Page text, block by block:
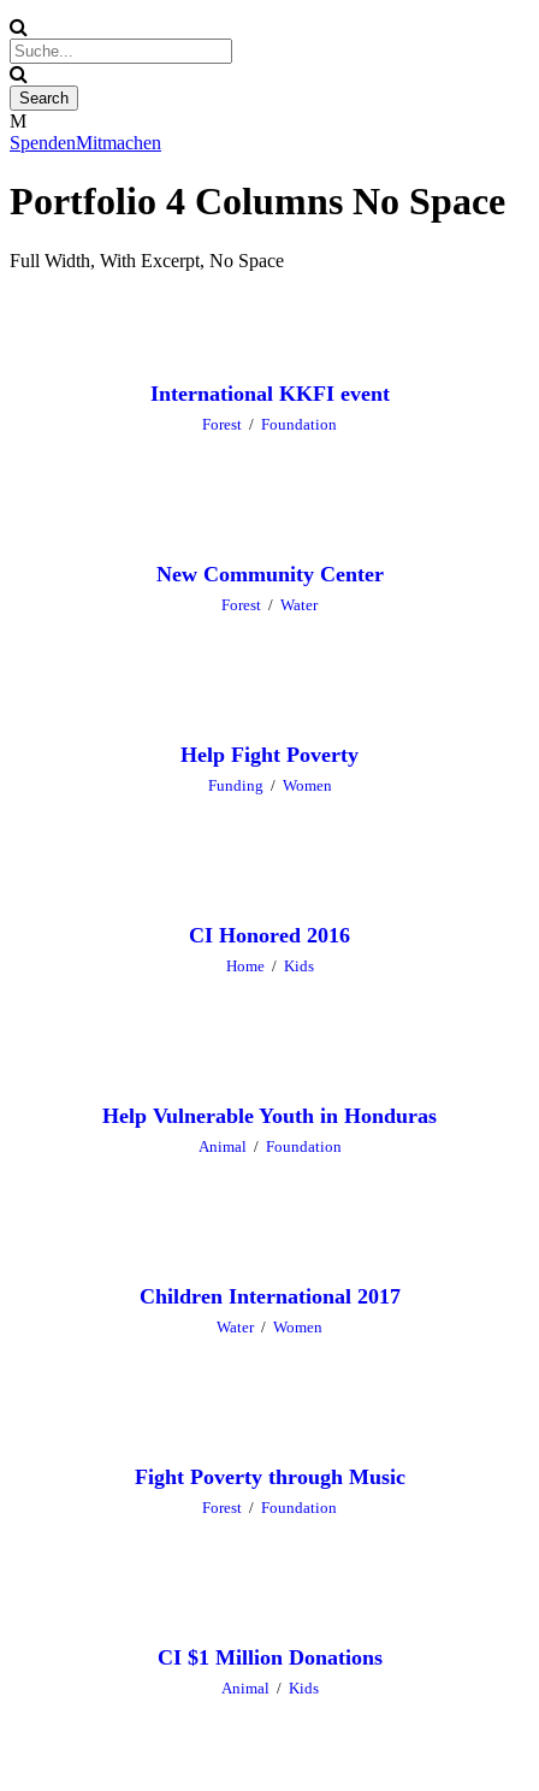
SpendenMitmachen
Portfolio 4 Columns No Space
Full Width, With Excerpt, No Space
International KKFI event
Forest / Foundation
New Community Center
Forest / Water
Help Fight Poverty
Funding / Women
CI Honored 2016
Home / Kids
Help Vulnerable Youth in Honduras
Animal / Foundation
Children International 2017
Water / Women
Fight Poverty through Music
Forest / Foundation
CI $1 Million Donations
Animal / Kids